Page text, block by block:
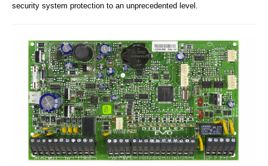
security system protection to an unprecedented level.